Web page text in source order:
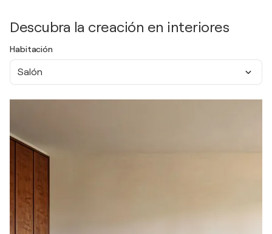
Descubra la creación en interiores
Habitación
Salón